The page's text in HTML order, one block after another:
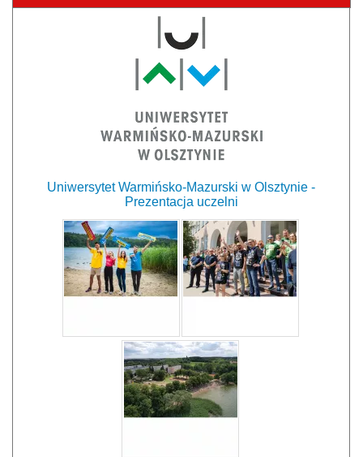
Uniwersytet Warmińsko-Mazurski w Olsztynie -
Prezentacja uczelni